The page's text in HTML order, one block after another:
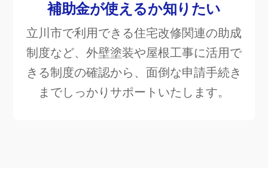
補助金が使えるか知りたい
立川市で利用できる住宅改修関連の助成
制度など、外壁塗装や屋根工事に活用で
きる制度の確認から、面倒な申請手続き
までしっかりサポートいたします。